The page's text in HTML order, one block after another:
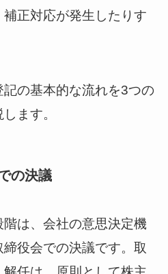
正対応が発生したりす
の基本的な流れを3つの
ます。
の決議
は、会社の意思決定機
役会での決議です。取